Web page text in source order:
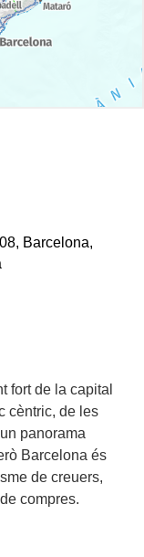
Barcelona,
fort de la capital
cèntric, de les
panorama
Barcelona és
de creuers,
compres.